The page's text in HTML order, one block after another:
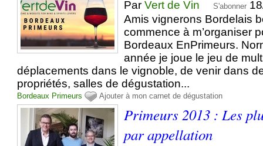
ParVert de Vin S'abonner
Amis vignerons Bordelais
commence à m’organiser
Bordeaux EnPrimeurs.
année je joue le jeu de
déplacements dans le vignoble, de venir dans
propriétés, salles de dégustation...
Bordeaux Primeurs Ajouter à mon carnet de dégustation
Primeurs 2013 : Les
par appellation